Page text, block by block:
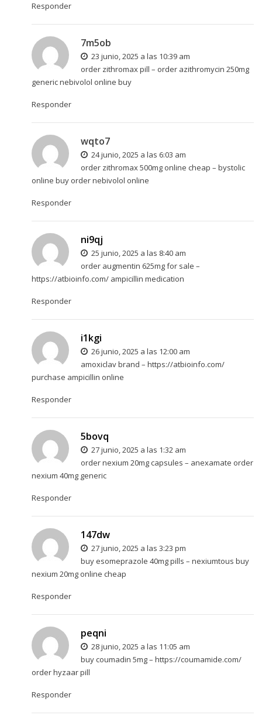
Responder
7m5ob
23 junio, 2025 a las 10:39 am
order zithromax pill – order azithromycin 250mg
genericnebivolol online buy
Responder
wqto7
24 junio, 2025 a las 6:03 am
order zithromax 500mg online cheap – bystolic
online buyorder nebivolol online
Responder
ni9qj
25 junio, 2025 a las 8:40 am
order augmentin 625mg for sale –
https://atbioinfo.com/ampicillin medication
Responder
i1kgi
26 junio, 2025 a las 12:00 am
amoxiclav brand – https://atbioinfo.com/
purchase ampicillin online
Responder
5bovq
27 junio, 2025 a las 1:32 am
order nexium 20mg capsules – anexamate order
nexium 40mg generic
Responder
147dw
27 junio, 2025 a las 3:23 pm
buy esomeprazole 40mg pills – nexiumtous buy
nexium 20mg online cheap
Responder
peqni
28 junio, 2025 a las 11:05 am
buy coumadin 5mg – https://coumamide.com/
order hyzaar pill
Responder